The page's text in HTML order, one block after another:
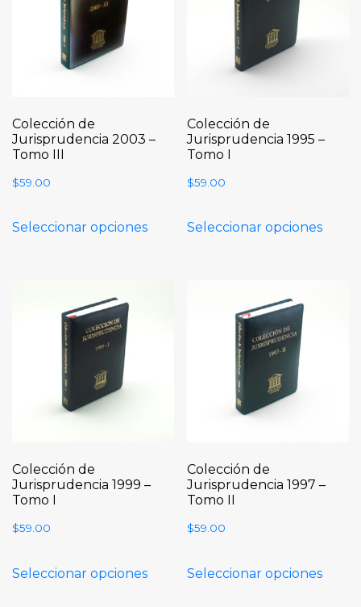
Colección de
Jurisprudencia 2003 –
Tomo III
$59.00
Seleccionar opciones
Colección de
Jurisprudencia 1995 –
Tomo I
$59.00
Seleccionar opciones
Colección de
Jurisprudencia 1999 –
Tomo I
$59.00
Seleccionar opciones
Colección de
Jurisprudencia 1997 –
Tomo II
$59.00
Seleccionar opciones